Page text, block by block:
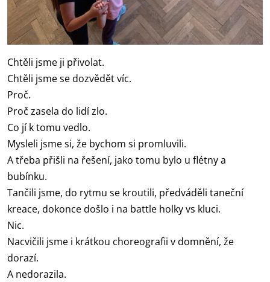
Chtěli jsme ji přivolat.
Chtěli jsme se dozvědět víc.
Proč.
Proč zasela do lidí zlo.
Co jí k tomu vedlo.
Mysleli jsme si, že bychom si promluvili.
A třeba přišli na řešení, jako tomu bylo u flétny a
bubínku.
Tančili jsme, do rytmu se kroutili, předváděli taneční
kreace, dokonce došlo i na battle holky vs kluci.
Nic.
Nacvičili jsme i krátkou choreografii v domnění, že
dorazí.
A nedorazila.